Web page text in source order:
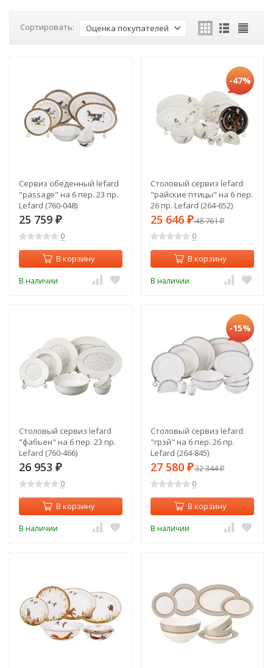
Сортировать: Оценка покупателей
Сервиз обеденный lefard
"passage" на 6 пер. 23 пр.
Lefard (760-048)
25 759 ₽
0
В корзину
В наличии
-47%
Столовый сервиз lefard
"райские птицы" на 6 пер.
26 пр. Lefard (264-652)
25 646 ₽48 761₽
0
В корзину
В наличии
Столовый сервиз lefard
"фабьен" на 6 пер. 23 пр.
Lefard (760-466)
26 953 ₽
0
В корзину
В наличии
-15%
Столовый сервиз lefard
"грэй" на 6 пер. 26 пр.
Lefard (264-845)
27 580 ₽32 344₽
0
В корзину
В наличии